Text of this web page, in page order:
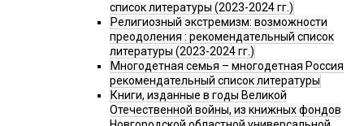
список литературы (2023-2024 гг.)
Религиозный экстремизм: возможности
преодоления : рекомендательный список
литературы (2023-2024 гг.)
Многодетная семья – многодетная Россия
рекомендательный список литературы
Книги, изданные в годы Великой
Отечественной войны, из книжных фондов